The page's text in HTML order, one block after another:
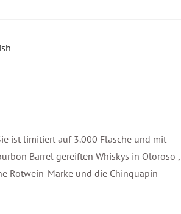
ist limitiert auf 3.000 Flasche und mit
Barrel gereiften Whiskys in Oloroso-,
Rotwein-Marke und die Chinquapin-